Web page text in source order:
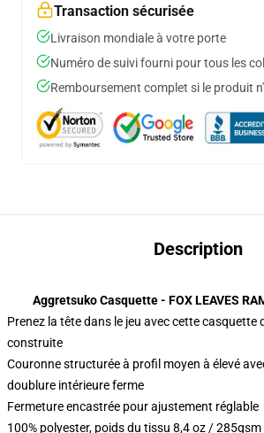
Transaction sécurisée
Livraison mondiale à votre porte
Numéro de suivi fourni pour tous les
Remboursement complet si le produit
Description
Aggretsuko Casquette - FOX LEAVES
Prenez la tête dans le jeu avec cette casquette
construite
Couronne structurée à profil moyen à élevé
doublure intérieure ferme
Fermeture encastrée pour ajustement réglable
100% polyester, poids du tissu 8,4 oz / 285gsm